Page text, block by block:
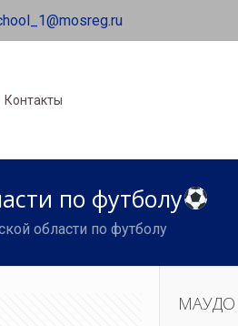
Контакты
по футболу
области по футболу